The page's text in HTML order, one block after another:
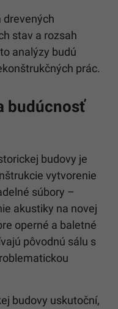
drevených
stav a rozsah
analýzy budú
prác.
budúcnosť
budovy je
vytvorenie
súbory –
akustiky na novej
operné a baletné
pôvodnú sálu s
budovy uskutoční,